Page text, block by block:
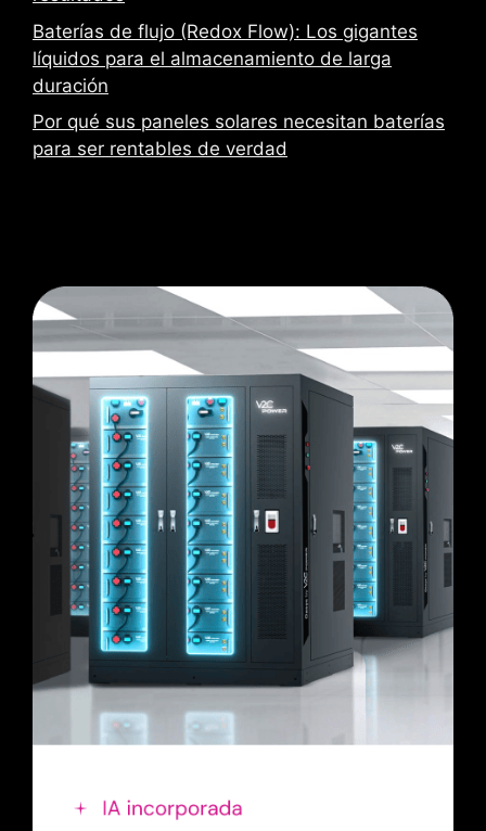
Baterías de flujo (Redox Flow): Los gigantes
líquidos para el almacenamiento de larga
duración
Por qué sus paneles solares necesitan baterías
para ser rentables de verdad